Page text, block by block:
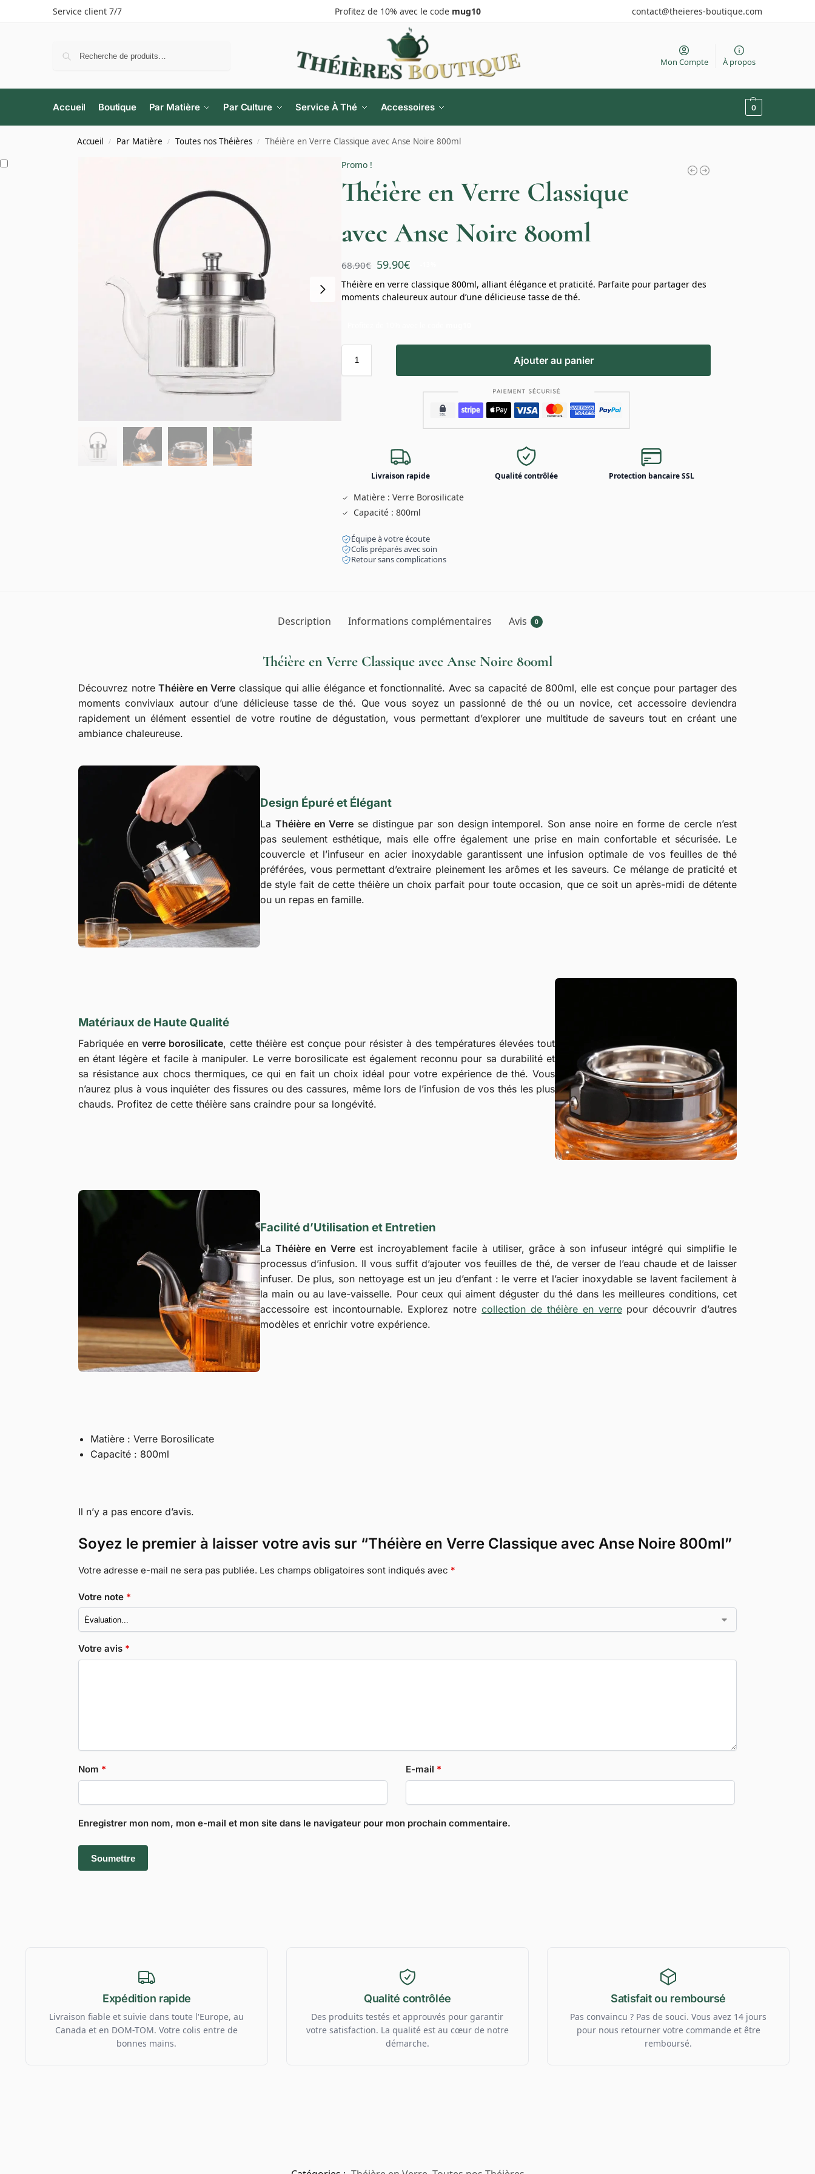
Service client 7/7 Profitez de 10% avec le code mug10 contact@theieres-boutique.com
Mon Compte À propos
Accueil Boutique Par Matière Par Culture Service À Thé Accessoires 0
Accueil / Par Matière / Toutes nos Théières / Théière en Verre Classique avec Anse Noire 800ml
Promo !
Théière en Verre Classique
avec Anse Noire 800ml
68.90€ 59.90€
Théière en verre classique 800ml, alliant élégance et praticité. Parfaite pour partager des
moments chaleureux autour d’une délicieuse tasse de thé.
Ajouter au panier
Livraison rapide Qualité contrôlée Protection bancaire SSL
Matière : Verre Borosilicate
Capacité : 800ml
Équipe à votre écoute
Colis préparés avec soin
Retour sans complications
Description Informations complémentaires Avis 0
Théière en Verre Classique avec Anse Noire 800ml
Découvrez notreThéière en Verre classique qui allie élégance et fonctionnalité. Avec sa capacité de 800ml, elle est conçue pour partager des
moments conviviaux autour d’une délicieuse tasse de thé. Que vous soyez un passionné de thé ou un novice, cet accessoire deviendra
rapidement un élément essentiel de votre routine de dégustation, vous permettant d’explorer une multitude de saveurs tout en créant une
ambiance chaleureuse.
Design Épuré et Élégant
La Théière en Verre se distingue par son design intemporel. Son anse noire en forme de cercle n’est
pas seulement esthétique, mais elle offre également une prise en main confortable et sécurisée. Le
couvercle et l’infuseur en acier inoxydable garantissent une infusion optimale de vos feuilles de thé
préférées, vous permettant d’extraire pleinement les arômes et les saveurs. Ce mélange de praticité et
de style fait de cette théière un choix parfait pour toute occasion, que ce soit un après-midi de détente
ou un repas en famille.
Matériaux de Haute Qualité
Fabriquée en verre borosilicate, cette théière est conçue pour résister à des températures élevées tout
en étant légère et facile à manipuler. Le verre borosilicate est également reconnu pour sa durabilité et
sa résistance aux chocs thermiques, ce qui en fait un choix idéal pour votre expérience de thé. Vous
n’aurez plus à vous inquiéter des fissures ou des cassures, même lors de l’infusion de vos thés les plus
chauds. Profitez de cette théière sans craindre pour sa longévité.
Facilité d’Utilisation et Entretien
LaThéière en Verreest incroyablement facile à utiliser, grâce à son infuseur intégré qui simplifie le
processus d’infusion. Il vous suffit d’ajouter vos feuilles de thé, de verser de l’eau chaude et de laisser
infuser. De plus, son nettoyage est un jeu d’enfant : le verre et l’acier inoxydable se lavent facilement à
la main ou au lave-vaisselle. Pour ceux qui aiment déguster du thé dans les meilleures conditions, cet
accessoire est incontournable. Explorez notrecollection de théière en verrepour découvrir d’autres
modèles et enrichir votre expérience.
Matière : Verre Borosilicate
Capacité : 800ml
Il n’y a pas encore d’avis.
Soyez le premier à laisser votre avis sur “Théière en Verre Classique avec Anse Noire 800ml”
Votre adresse e-mail ne sera pas publiée. Les champs obligatoires sont indiqués avec *
Votre note *
Votre avis *
Nom * E-mail *
Enregistrer mon nom, mon e-mail et mon site dans le navigateur pour mon prochain commentaire.
Expédition rapide
Livraison fiable et suivie dans toute l'Europe, au
Canada et en DOM-TOM. Votre colis entre de
bonnes mains.
Qualité contrôlée
Des produits testés et approuvés pour garantir
votre satisfaction. La qualité est au cœur de notre
démarche.
Satisfait ou remboursé
Pas convaincu ? Pas de souci. Vous avez 14 jours
pour nous retourner votre commande et être
remboursé.